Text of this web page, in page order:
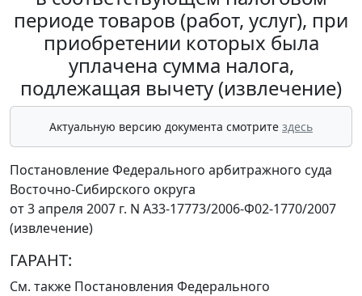
периоде товаров (работ, услуг), при
приобретении которых была
уплачена сумма налога,
подлежащая вычету (извлечение)
Актуальную версию документа смотрите здесь
Постановление Федерального арбитражного суда
Восточно-Сибирского округа
от 3 апреля 2007 г. N А33-17773/2006-Ф02-1770/2007
(извлечение)
ГАРАНТ:
См. также Постановления Федерального